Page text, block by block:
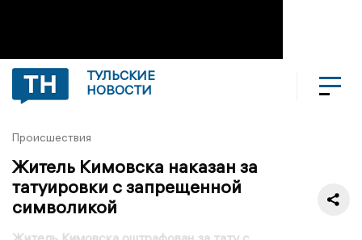
ТУЛЬСКИЕ
НОВОСТИ
Происшествия
Житель Кимовска наказан за
татуировки с запрещенной
символикой